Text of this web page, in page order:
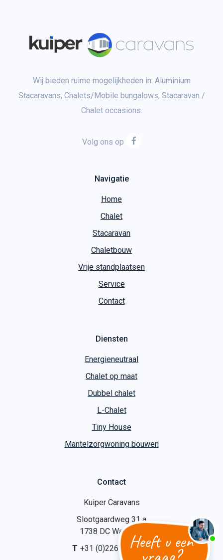
Heeft u een
Wij bieden ruime mogelijkheden in: Aluminium
Stacaravans, Chalets/Mobile bungalows, Stacaravan /
Chalet occasions.
Volg ons op
Navigatie
Home
Chalet
Stacaravan
Chaletbouw
Vrije standplaatsen
Service
Contact
Diensten
Energieneutraal
Chalet op maat
Dubbel chalet
L-Chalet
Tiny House
Mantelzorgwoning bouwen
Contact
Kuiper Caravans
Slootgaardweg 31 a
1738 DC Waarland
T +31 (0)226 74 52 62